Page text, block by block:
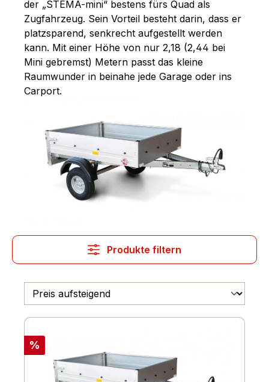
der „STEMA-mini“ bestens fürs Quad als
Zugfahrzeug. Sein Vorteil besteht darin, dass er
platzsparend, senkrecht aufgestellt werden
kann. Mit einer Höhe von nur 2,18 (2,44 bei
Mini gebremst) Metern passt das kleine
Raumwunder in beinahe jede Garage oder ins
Carport.
Produkte filtern
Rabatt
%